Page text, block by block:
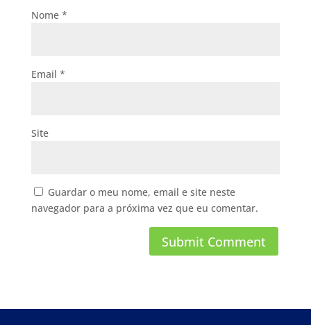
Nome *
Email *
Site
Guardar o meu nome, email e site neste
navegador para a próxima vez que eu comentar.